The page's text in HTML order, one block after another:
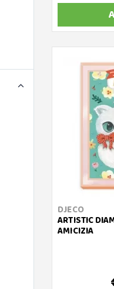
DJECO
ARTISTIC
AMICIZIA